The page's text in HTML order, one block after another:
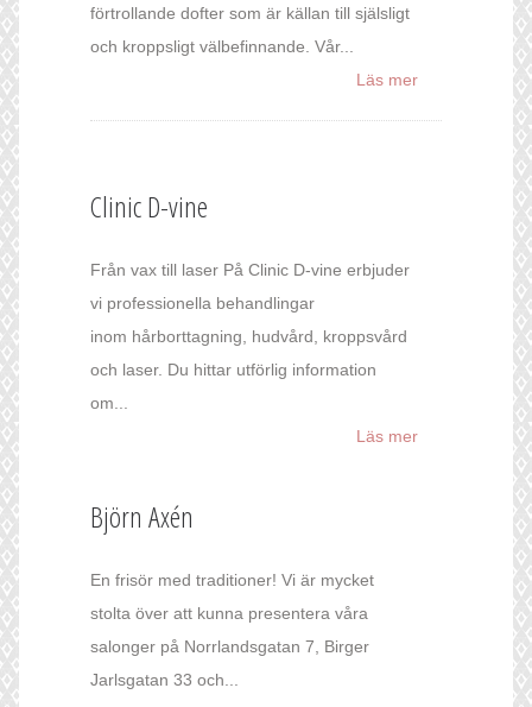
förtrollande dofter som är källan till själsligt
och kroppsligt välbefinnande. Vår...
Läs mer
Clinic D-vine
Från vax till laser På Clinic D-vine erbjuder
vi professionella behandlingar
inom hårborttagning, hudvård, kroppsvård
och laser. Du hittar utförlig information
om...
Läs mer
Björn Axén
En frisör med traditioner! Vi är mycket
stolta över att kunna presentera våra
salonger på Norrlandsgatan 7, Birger
Jarlsgatan 33 och...